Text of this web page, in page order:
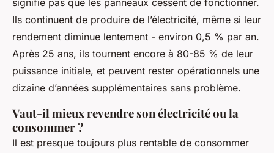
signifie pas que les panneaux cessent de fonctionner.
Ils continuent de produire de l’électricité, même si leur
rendement diminue lentement - environ 0,5 % par an.
Après 25 ans, ils tournent encore à 80-85 % de leur
puissance initiale, et peuvent rester opérationnels une
dizaine d’années supplémentaires sans problème.
Vaut-il mieux revendre son électricité ou la
consommer ?
Il est presque toujours plus rentable de consommer